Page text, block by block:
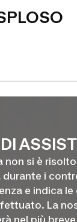
non si è
durante i
e indica le
La
nel più